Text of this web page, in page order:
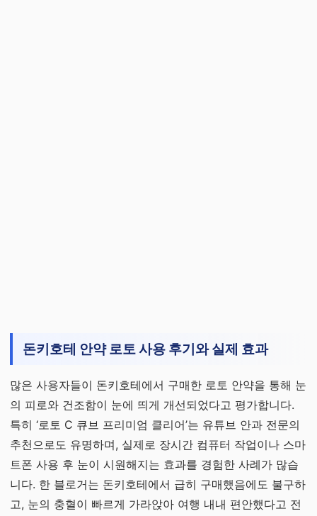
돈키호테 안약 로토 사용 후기와 실제 효과
많은 사용자들이 돈키호테에서 구매한 로토 안약을 통해 눈
의 피로와 건조함이 눈에 띄게 개선되었다고 평가합니다.
특히 ‘로토 C 큐브 프리미엄 클리어’는 유튜브 안과 전문의
추천으로도 유명하며, 실제로 장시간 컴퓨터 작업이나 스마
트폰 사용 후 눈이 시원해지는 효과를 경험한 사례가 많습
니다. 한 블로거는 돈키호테에서 급히 구매했음에도 불구하
고, 눈의 충혈이 빠르게 가라앉아 여행 내내 편안했다고 전